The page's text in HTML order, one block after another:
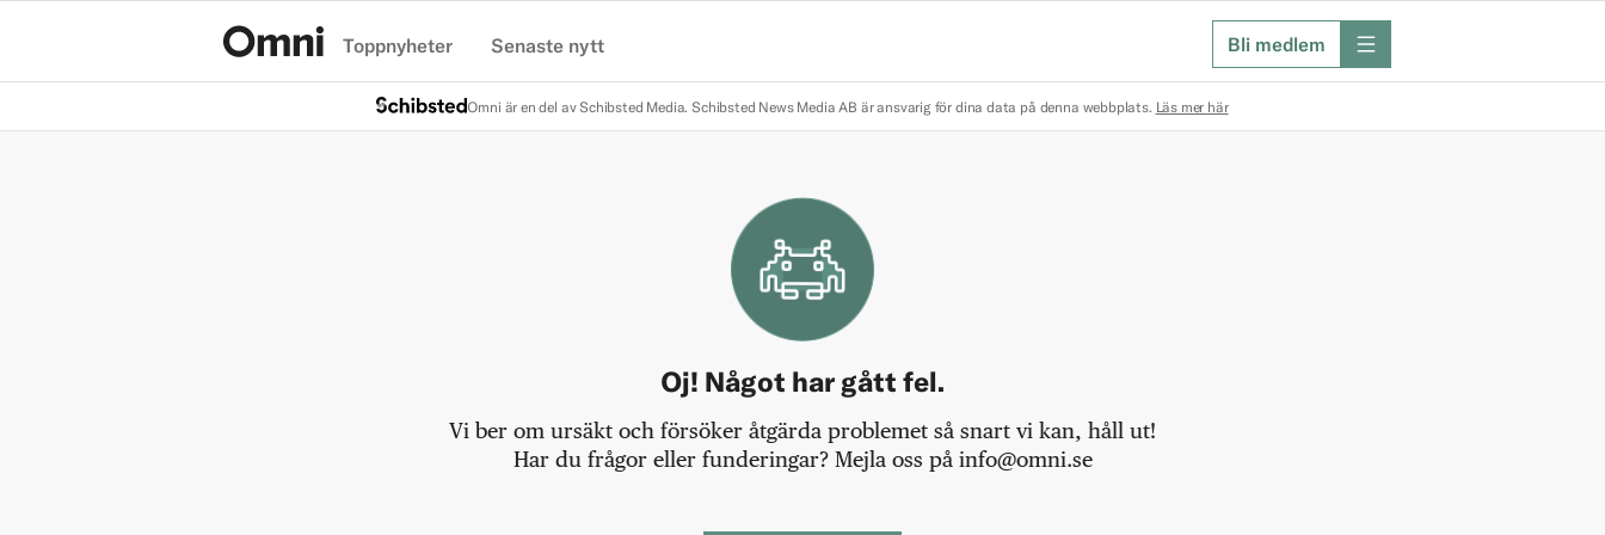
Toppnyheter Senaste nytt Bli medlem meny
Omni är en del av Schibsted Media. Schibsted News Media AB är ansvarig för dina data på denna webbplats. Läs mer här
Oj! Något har gått fel.
Vi ber om ursäkt och försöker åtgärda problemet så snart vi kan, håll ut!
Har du frågor eller funderingar? Mejla oss på info@omni.se